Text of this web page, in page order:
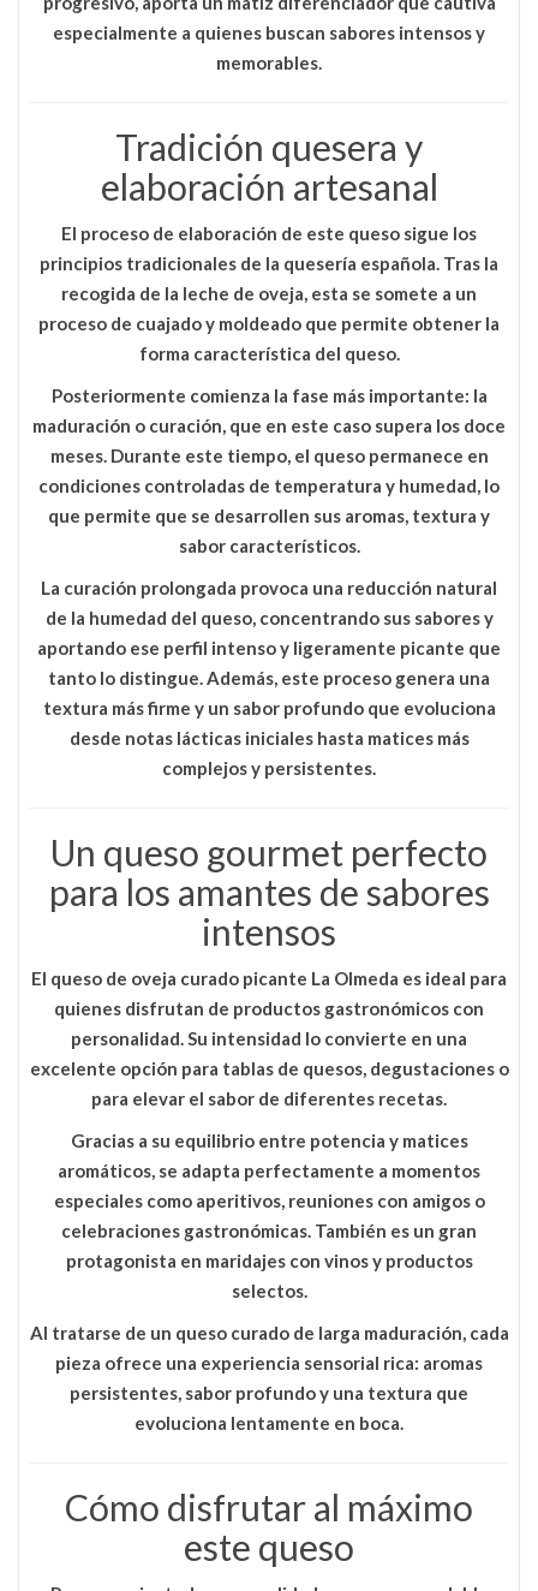
especialmente a quienes buscan sabores intensos y
memorables.
Tradición quesera y
elaboración artesanal
El proceso de elaboración de este queso sigue los
principios tradicionales de la quesería española. Tras la
recogida de la leche de oveja, esta se somete a un
proceso de cuajado y moldeado que permite obtener la
forma característica del queso.
Posteriormente comienza la fase más importante: la
maduración o curación, que en este caso supera los doce
meses. Durante este tiempo, el queso permanece en
condiciones controladas de temperatura y humedad, lo
que permite que se desarrollen sus aromas, textura y
sabor característicos.
La curación prolongada provoca una reducción natural
de la humedad del queso, concentrando sus sabores y
aportando ese perfil intenso y ligeramente picante que
tanto lo distingue. Además, este proceso genera una
textura más firme y un sabor profundo que evoluciona
desde notas lácticas iniciales hasta matices más
complejos y persistentes.
Un queso gourmet perfecto
para los amantes de sabores
intensos
El queso de oveja curado picante La Olmeda es ideal para
quienes disfrutan de productos gastronómicos con
personalidad. Su intensidad lo convierte en una
excelente opción para tablas de quesos, degustaciones o
para elevar el sabor de diferentes recetas.
Gracias a su equilibrio entre potencia y matices
aromáticos, se adapta perfectamente a momentos
especiales como aperitivos, reuniones con amigos o
celebraciones gastronómicas. También es un gran
protagonista en maridajes con vinos y productos
selectos.
Al tratarse de un queso curado de larga maduración, cada
pieza ofrece una experiencia sensorial rica: aromas
persistentes, sabor profundo y una textura que
evoluciona lentamente en boca.
Cómo disfrutar al máximo
este queso